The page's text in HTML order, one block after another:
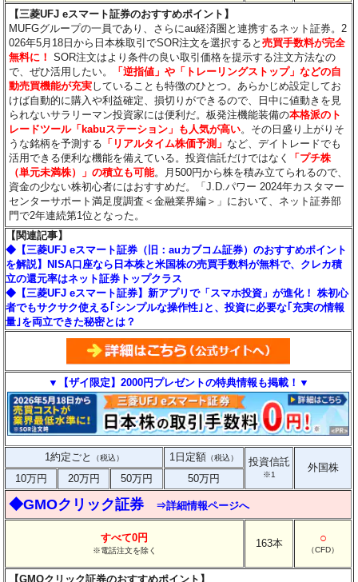
【三菱UFJ eスマート証券のおすすめポイント】
MUFGグループの一員であり、さらにau経済圏と連携するネット証券。2
026年5月18日から日本株取引でSOR注文を選択すると売買手数料が完全
無料に！ SOR注文はより条件の良い取引価格を提示する注文方法なの
で、ぜひ活用したい。
「逆指値」や「トレーリングストップ」などの自
動売買機能が充実していることも特徴のひとつ。あらかじめ設定してお
けば自動的に購入や利益確定、損切りができるので、日中に値動きを見
られないサラリーマン投資家には便利だ。板発注機能装備の本格派のト
レードツール「kabuステーション」も人気が高い。その日盛り上がりそ
うな銘柄を予測する 「リアルタイム株価予測」 など、デイトレードでも
活用できる便利な機能を備えている。投資信託だけではなく
「プチ株
（単元未満株）」の積立も可能。月500円から株を積み立てられるので、
資金の少ない株初心者にはおすすめだ。「J.D.パワー 2024年カスタマー
センターサポート満足度調査＜金融業界編＞」において、ネット証券部
門で2年連続第1位となった。
【関連記事】
◆【三菱UFJ eスマート証券（旧：auカブコム証券）のおすすめポイント
を解説】NISA口座なら日本株と米国株の売買手数料が無料で、クレカ積
立の還元率はネット証券トップクラス
◆【三菱UFJ eスマート証券】新アプリで「スマホ投資」が進化！ 株初心
者でもサクサク使える｢シンプルな操作性｣と、投資に必要な｢充実の情報
量｣を両立できた秘密とは？
▼【ザイ限定】2000円プレゼントの特典情報も掲載！▼
1約定ごと （税込） 1日定額 （税込） 投資信託
※1
外国株
10万円
20万円 50万円 50万円
◆GMOクリック証券 ⇒詳細情報ページへ
すべて0円
※電話注文を除く
163本 ○
（CFD）
【GMOクリック証券のおすすめポイント】